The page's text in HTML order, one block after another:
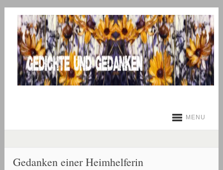
MENU
Gedanken einer Heimhelferin